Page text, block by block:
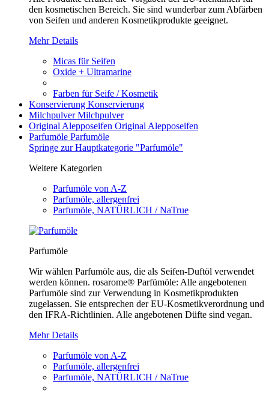
den kosmetischen Bereich. Sie sind wunderbar zum Abfärben
von Seifen und anderen Kosmetikprodukte geeignet.
Mehr Details
Micas für Seifen
Oxide + Ultramarine
Farben für Seife / Kosmetik
Konservierung Konservierung
MilchpulverMilchpulver
Original Alepposeifen Original Alepposeifen
Parfumöle Parfumöle
Springe zur Hauptkategorie "Parfumöle"
Weitere Kategorien
Parfumöle von A-Z
Parfumöle, allergenfrei
Parfumöle, NATÜRLICH / NaTrue
Parfumöle
Wir wählen Parfumöle aus, die als Seifen-Duftöl verwendet
werden können. rosarome® Parfümöle: Alle angebotenen
Parfumöle sind zur Verwendung in Kosmetikprodukten
zugelassen. Sie entsprechen der EU-Kosmetikverordnung und
den IFRA-Richtlinien. Alle angebotenen Düfte sind vegan.
Mehr Details
Parfumöle von A-Z
Parfumöle, allergenfrei
Parfumöle, NATÜRLICH / NaTrue